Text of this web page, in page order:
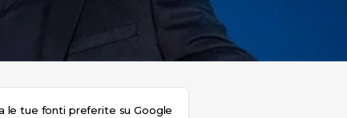
le tue fonti preferite su Google